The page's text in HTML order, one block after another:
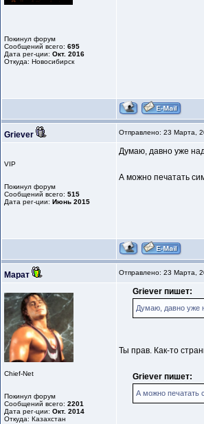
Покинул форум
Сообщений всего: 695
Дата рег-ции: Окт. 2016
Откуда: Новосибирск
Griever Отправлено: 23 Марта,
VIP
Покинул форум
Сообщений всего: 515
Дата рег-ции: Июнь 2015
Думаю, давно уже
А можно печатать
Марат Отправлено: 23 Марта,
Chief-Net
Покинул форум
Сообщений всего: 2201
Дата рег-ции: Окт. 2014
Откуда: Казахстан
Griever пишет:
Думаю, давно уже
Ты прав. Как-то
Griever пишет:
А можно печатать